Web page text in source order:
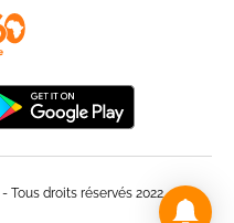
droits réservés 2022